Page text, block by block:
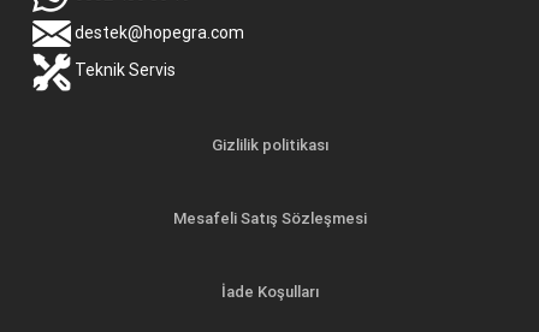
destek@hopegra.com
Teknik Servis
Gizlilik politikası
Mesafeli Satış Sözleşmesi
İade Koşulları